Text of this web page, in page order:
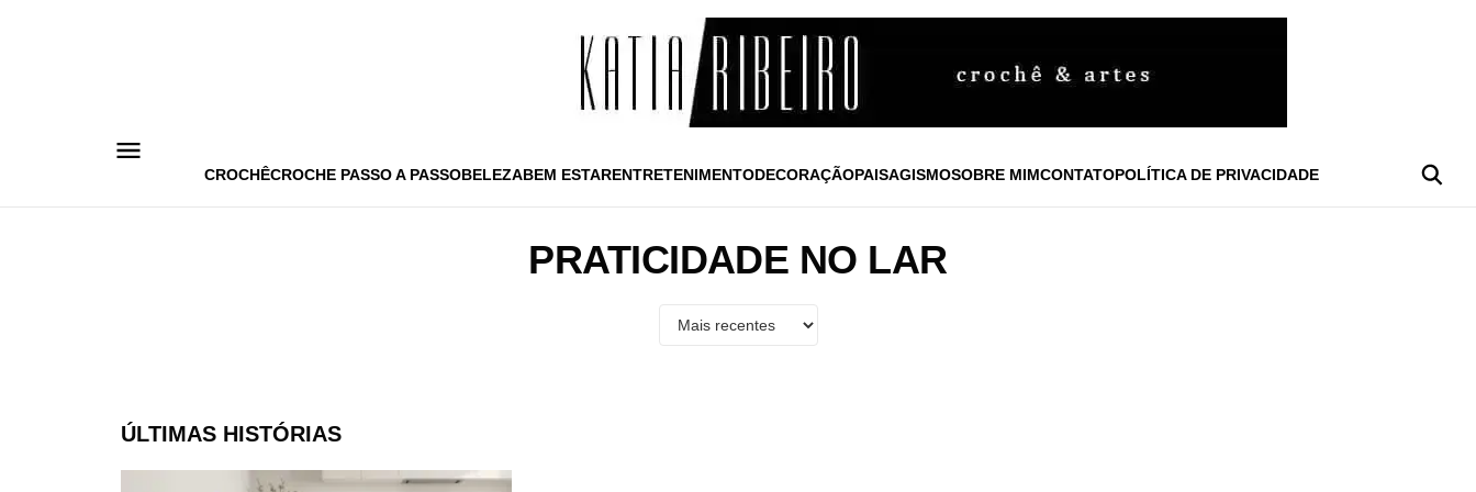
CROCHÊCROCHE PASSO A PASSOBELEZABEM ESTARENTRETENIMENTODECORAÇÃOPAISAGISMOSOBRE MIMCONTATOPOLÍTICA DE PRIVACIDADE
PRATICIDADE NO LAR
ÚLTIMAS HISTÓRIAS